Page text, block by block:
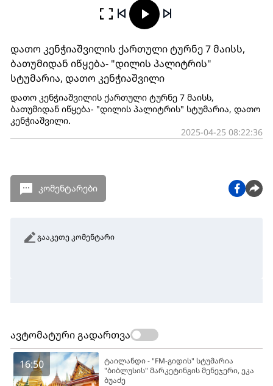
დათო კენჭიაშვილის ქართული ტურნე 7 მაისს,
ბათუმიდან იწყება- "დილის პალიტრის"
სტუმარია, დათო კენჭიაშვილი
დათო კენჭიაშვილის ქართული ტურნე 7 მაისს,
ბათუმიდან იწყება- "დილის პალიტრის" სტუმარია, დათო
კენჭიაშვილი.
2025-04-25 08:22:36
კომენტარები
გააკეთე კომენტარი
ავტომატური გადართვა
16:50
ტაილანდი - "FM-გიდის" სტუმარია
"ბიბლუსის" მარკეტინგის მენეჯერი, ეკა
ბუაძე